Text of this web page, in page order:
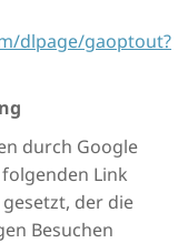
dlpage/gaoptout?
durch Google
Link
der die
Besuchen